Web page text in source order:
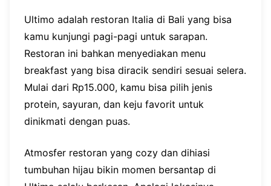
Ultimo adalah restoran Italia di Bali yang bisa
kamu kunjungi pagi-pagi untuk sarapan.
Restoran ini bahkan menyediakan menu
breakfast yang bisa diracik sendiri sesuai selera.
Mulai dari Rp15.000, kamu bisa pilih jenis
protein, sayuran, dan keju favorit untuk
dinikmati dengan puas.
Atmosfer restoran yang cozy dan dihiasi
tumbuhan hijau bikin momen bersantap di